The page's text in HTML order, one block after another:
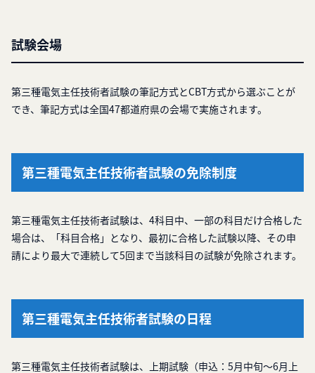
試験会場
第三種電気主任技術者試験の筆記方式とCBT方式から選ぶことが
でき、筆記方式は全国47都道府県の会場で実施されます。
第三種電気主任技術者試験の免除制度
第三種電気主任技術者試験は、4科目中、一部の科目だけ合格した
場合は、「科目合格」となり、最初に合格した試験以降、その申
請により最大で連続して5回まで当該科目の試験が免除されます。
第三種電気主任技術者試験の日程
第三種電気主任技術者試験は、上期試験（申込：5月中旬〜6月上